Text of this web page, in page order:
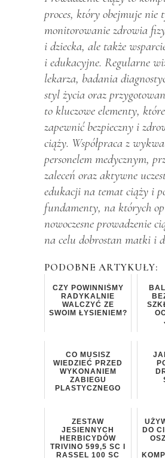
proces, który obejmuje nie
monitorowanie zdrowia
i dziecka, ale także
i edukacyjne. Regularne
lekarza, badania
styl życia oraz
to kluczowe elementy,
zapewnić bezpieczny i
ciąży. Współpraca z
personelem medycznym,
zaleceń oraz aktywne
edukacji na temat ciąży i
fundamenty, na których
nowoczesne prowadzenie
na celu dobrostan matki i
PODOBNE ARTYKUŁY:
CZY POWINNIŚMY
RADYKALNIE
WALCZYĆ ZE
SWOIM ŁYSIENIEM?
CO MUSISZ
WIEDZIEĆ PRZED
WYKONANIEM
ZABIEGU
PLASTYCZNEGO
ZESTAW
JESIENNYCH
HERBICYDÓW
TRIVINO 599,5 SC I
RASSEL 100 SC
DO